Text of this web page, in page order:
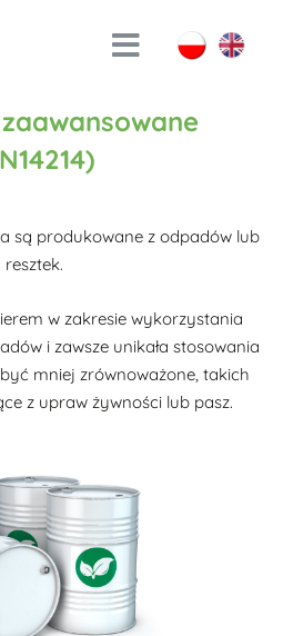
są produkowane z odpadów lub
resztek.
w zakresie wykorzystania
i zawsze unikała stosowania
mniej zrównoważone, takich
z upraw żywności lub pasz.